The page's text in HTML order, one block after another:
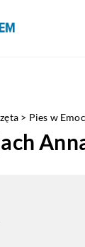
> Pies w